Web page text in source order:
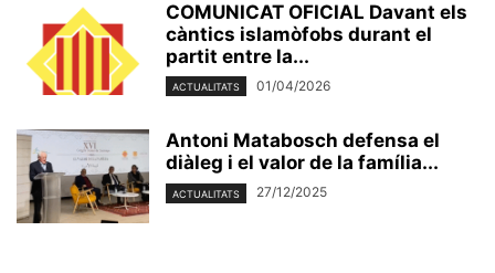
COMUNICAT OFICIAL Davant els
càntics islamòfobs durant el
partit entre la...
ACTUALITATS 01/04/2026
Antoni Matabosch defensa el
diàleg i el valor de la família...
ACTUALITATS 27/12/2025